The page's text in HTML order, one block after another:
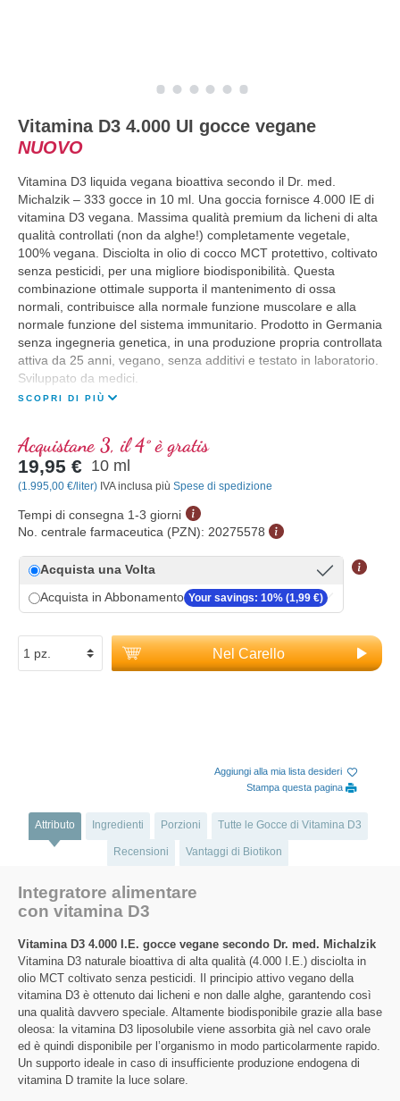
Vitamina D3 4.000 UI gocce vegane
NUOVO
Vitamina D3 liquida vegana bioattiva secondo il Dr. med.
Michalzik – 333 gocce in 10 ml. Una goccia fornisce 4.000 IE di
vitamina D3 vegana. Massima qualità premium da licheni di alta
qualità controllati (non da alghe!) completamente vegetale,
100% vegana. Disciolta in olio di cocco MCT protettivo, coltivato
senza pesticidi, per una migliore biodisponibilità. Questa
combinazione ottimale supporta il mantenimento di ossa
normali, contribuisce alla normale funzione muscolare e alla
normale funzione del sistema immunitario. Prodotto in Germania
senza ingegneria genetica, in una produzione propria controllata
attiva da 25 anni, vegano, senza additivi e testato in laboratorio.
Sviluppato da medici.
SCOPRI DI PIÙ
Acquistane 3, il 4° è gratis
19,95 € 10 ml
(1.995,00 €/liter) IVA inclusa più Spese di spedizione
Tempi di consegna 1-3 giorni
No. centrale farmaceutica (PZN): 20275578
Acquista una Volta
Acquista in Abbonamento Your savings: 10% (1,99 €)
Nel Carello
Aggiungi alla mia lista desideri
Stampa questa pagina
Attributo Ingredienti Porzioni Tutte le Gocce di Vitamina D3
Recensioni Vantaggi di Biotikon
Integratore alimentare
con vitamina D3
Vitamina D3 4.000 I.E. gocce vegane secondo Dr. med. Michalzik
Vitamina D3 naturale bioattiva di alta qualità (4.000 I.E.) disciolta in
olio MCT coltivato senza pesticidi. Il principio attivo vegano della
vitamina D3 è ottenuto dai licheni e non dalle alghe, garantendo così
una qualità davvero speciale. Altamente biodisponibile grazie alla base
oleosa: la vitamina D3 liposolubile viene assorbita già nel cavo orale
ed è quindi disponibile per l’organismo in modo particolarmente rapido.
Un supporto ideale in caso di insufficiente produzione endogena di
vitamina D tramite la luce solare.